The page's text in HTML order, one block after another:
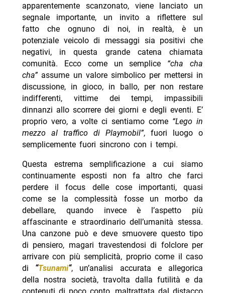
apparentemente scanzonato, viene lanciato un
segnale importante, un invito a riflettere sul
fatto che ognuno di noi, in realtà, è un
potenziale veicolo di messaggi sia positivi che
negativi, in questa grande catena chiamata
comunità. Ecco come un semplice “cha cha
cha”assume un valore simbolico per mettersi in
discussione, in gioco, in ballo, per non restare
indifferenti, vittime dei tempi, impassibili
dinnanzi allo scorrere dei giorni e degli eventi. E’
proprio vero, a volte ci sentiamo come “Lego in
mezzo al traffico di Playmobil”, fuori luogo o
semplicemente fuori sincrono con i tempi.
Questa estrema semplificazione a cui siamo
continuamente esposti non fa altro che farci
perdere il focus delle cose importanti, quasi
come se la complessità fosse un morbo da
debellare, quando invece è l’aspetto più
affascinante e straordinario dell’umanità stessa.
Una canzone può e deve smuovere questo tipo
di pensiero, magari travestendosi di folclore per
arrivare con più semplicità, proprio come il caso
di “Tsunami“, un’analisi accurata e allegorica
della nostra società, travolta dalla futilità e da